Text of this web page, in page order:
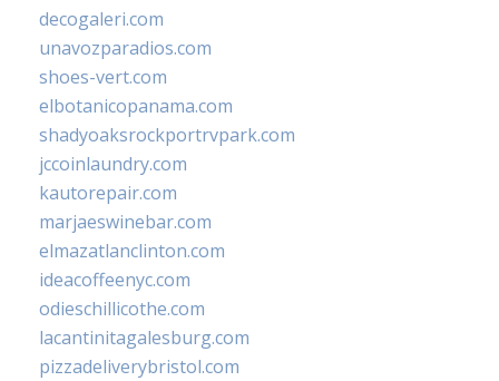
decogaleri.com
unavozparadios.com
shoes-vert.com
elbotanicopanama.com
shadyoaksrockportrvpark.com
jccoinlaundry.com
kautorepair.com
marjaeswinebar.com
elmazatlanclinton.com
ideacoffeenyc.com
odieschillicothe.com
lacantinitagalesburg.com
pizzadeliverybristol.com